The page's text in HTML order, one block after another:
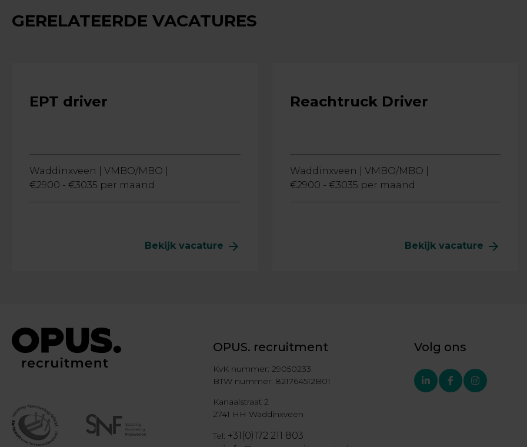
GERELATEERDE VACATURES
EPT driver
Waddinxveen |
VMBO/MBO |
€2900 - €3035 per maand
Bekijk vacature arrow_forward
Reachtruck Driver
Waddinxveen |
VMBO/MBO |
€2900 - €3035 per maand
Bekijk vacature arrow_forward
OPUS. recruitment
KvK nummer: 29050233
BTW nummer: 821764512B01
Kanaalstraat 2
2741 HH Waddinxveen
Tel: +31(0)172 211 803
Volg ons
linkedin-
in
facebook-
f
instagram